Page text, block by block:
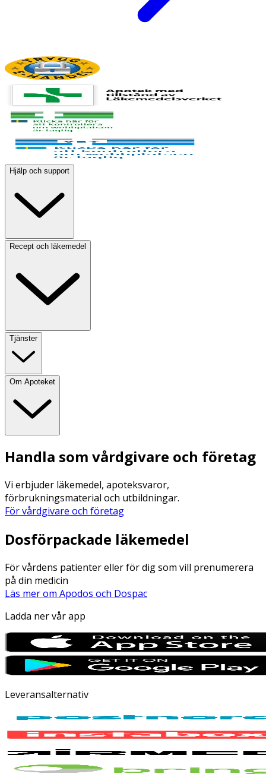
Hjälp och support
Recept och läkemedel
Tjänster
Om Apoteket
Handla som vårdgivare och företag
Vi erbjuder läkemedel, apoteksvaror,
förbrukningsmaterial och utbildningar.
För vårdgivare och företag
Dosförpackade läkemedel
För vårdens patienter eller för dig som vill prenumerera
på din medicin
Läs mer om Apodos och Dospac
Ladda ner vår app
Leveransalternativ